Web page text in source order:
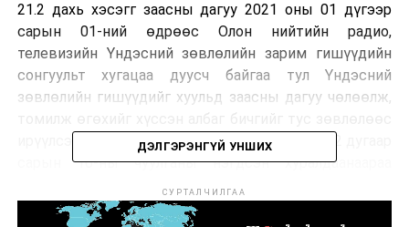
21.2 дахь хэсэгг заасны дагуу 2021 оны 01 дүгээр
сарын 01-ний өдрөөс Олон нийтийн радио,
телевизийн Үндэсний зөвлөлийн зарим гишүүдийн
сонгуульт хугацаа дуусч байгаа тул Үндэсний
зөвлөлийн гишүүдийг хуульд заасны дагуу чөлөөлж,
ирүүлсэний дагуу Улсын Их Хурал 2020 оны 12 дугаар
сарын 10-ны чуулганы нэгдсэн хуралдаанаараа
Жигжидийн Цэсэн, Гомбожавын Отгонбаяр,
Маруушийн Уянга, Дамдины Цоодол, Мянганбуугийн
ДЭЛГЭРЭНГҮЙ УНШИХ
СУРТАЛЧИЛГАА